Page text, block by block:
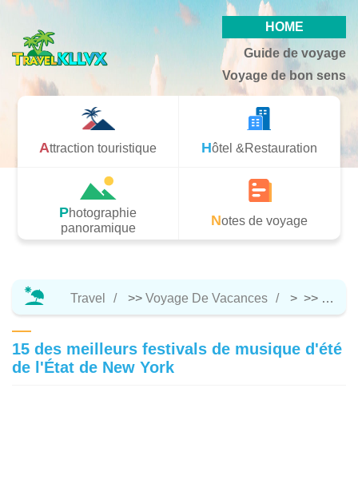
HOME
Guide de voyage
Voyage de bon sens
Attraction touristique Hôtel &Restauration
Photographie
panoramique
Notes de voyage
Travel >> Voyage De Vacances > >>
15 des meilleurs festivals de musique d'été
de l'État de New York